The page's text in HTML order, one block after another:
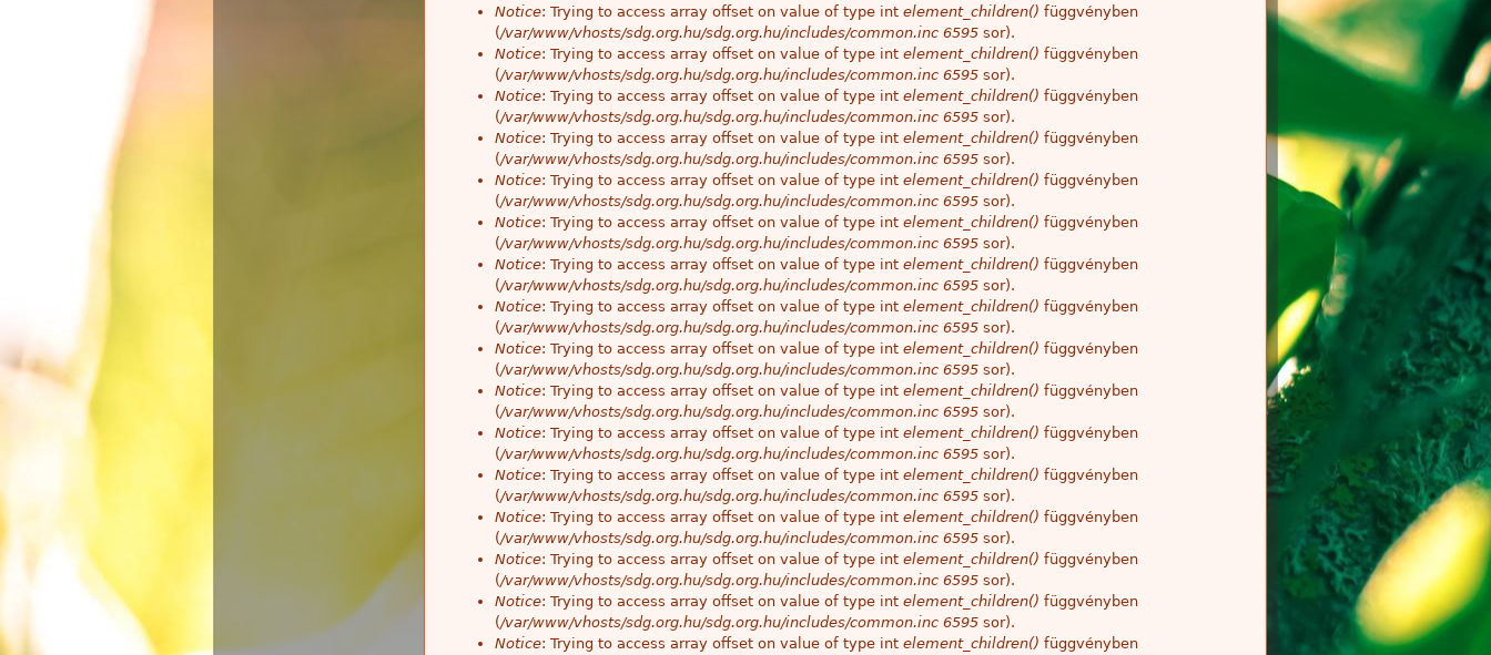
Notice: Trying to access array offset on value of type int element_children() függvényben
(/var/www/vhosts/sdg.org.hu/sdg.org.hu/includes/common.inc 6595 sor).
Notice: Trying to access array offset on value of type int element_children() függvényben
(/var/www/vhosts/sdg.org.hu/sdg.org.hu/includes/common.inc 6595 sor).
Notice: Trying to access array offset on value of type int element_children() függvényben
(/var/www/vhosts/sdg.org.hu/sdg.org.hu/includes/common.inc 6595 sor).
Notice: Trying to access array offset on value of type int element_children() függvényben
(/var/www/vhosts/sdg.org.hu/sdg.org.hu/includes/common.inc 6595 sor).
Notice: Trying to access array offset on value of type int element_children() függvényben
(/var/www/vhosts/sdg.org.hu/sdg.org.hu/includes/common.inc 6595 sor).
Notice: Trying to access array offset on value of type int element_children() függvényben
(/var/www/vhosts/sdg.org.hu/sdg.org.hu/includes/common.inc 6595 sor).
Notice: Trying to access array offset on value of type int element_children() függvényben
(/var/www/vhosts/sdg.org.hu/sdg.org.hu/includes/common.inc 6595 sor).
Notice: Trying to access array offset on value of type int element_children() függvényben
(/var/www/vhosts/sdg.org.hu/sdg.org.hu/includes/common.inc 6595 sor).
Notice: Trying to access array offset on value of type int element_children() függvényben
(/var/www/vhosts/sdg.org.hu/sdg.org.hu/includes/common.inc 6595 sor).
Notice: Trying to access array offset on value of type int element_children() függvényben
(/var/www/vhosts/sdg.org.hu/sdg.org.hu/includes/common.inc 6595 sor).
Notice: Trying to access array offset on value of type int element_children() függvényben
(/var/www/vhosts/sdg.org.hu/sdg.org.hu/includes/common.inc 6595 sor).
Notice: Trying to access array offset on value of type int element_children() függvényben
(/var/www/vhosts/sdg.org.hu/sdg.org.hu/includes/common.inc 6595 sor).
Notice: Trying to access array offset on value of type int element_children() függvényben
(/var/www/vhosts/sdg.org.hu/sdg.org.hu/includes/common.inc 6595 sor).
Notice: Trying to access array offset on value of type int element_children() függvényben
(/var/www/vhosts/sdg.org.hu/sdg.org.hu/includes/common.inc 6595 sor).
Notice: Trying to access array offset on value of type int element_children() függvényben
(/var/www/vhosts/sdg.org.hu/sdg.org.hu/includes/common.inc 6595 sor).
Notice: Trying to access array offset on value of type int element_children() függvényben